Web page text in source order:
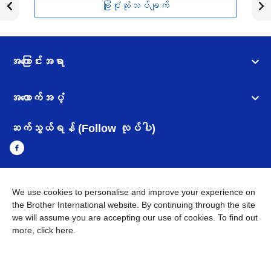
ခြုံငုံသုံးသပ်ချက်
အကြောင်းအရာ
အထောက်အပံ့
ဆက်သွယ်ရန် (Follow လုပ်ပါ)
Myanmar Brother ၏ ကမ္ဘာတစ်ဝန်းရှိ ကွန်ယက်များ
အချက်အလက်မူဝါဒ အသုံးပြုမူဝါဒ
သုံးစွဲရန် ဝက်ဆိုဒ်အညွှန်း
Brother Global ဝက်ဆိုဒ်သို့သွားရန်
We use cookies to personalise and improve your experience on
the Brother International website. By continuing through the site
we will assume you are accepting our use of cookies. To find out
more, click here